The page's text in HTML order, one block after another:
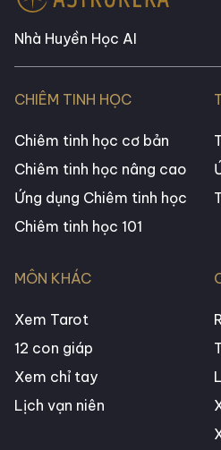
Nhà Huyền Học AI
CHIÊM TINH HỌC
Chiêm tinh học cơ bản
Chiêm tinh học nâng cao
Ứng dụng Chiêm tinh học
Chiêm tinh học 101
MÔN KHÁC
Xem Tarot
12 con giáp
Xem chỉ tay
Lịch vạn niên